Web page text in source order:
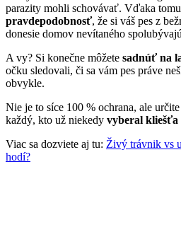
parazity mohli schovávať. Vďaka
pravdepodobnosť, že si váš pes z
donesie domov nevítaného
A vy? Si konečne môžete sadnúť na
očku sledovali, či sa vám pes práve
obvykle.
Nie je to síce 100 % ochrana, ale určite
každý, kto už niekedy vyberal kliešťa
Viac sa dozviete aj tu: Živý trávnik vs
hodí?